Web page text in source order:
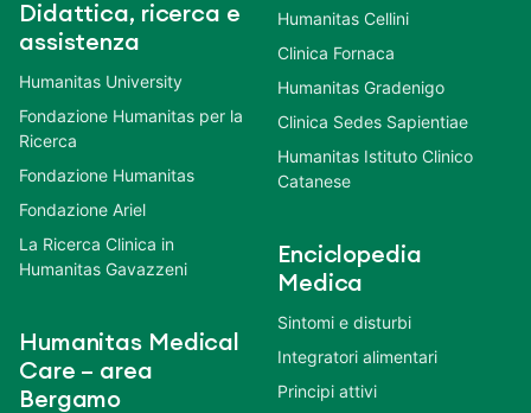
Didattica, ricerca e
assistenza
Humanitas University
Fondazione Humanitas per la
Ricerca
Fondazione Humanitas
Fondazione Ariel
La Ricerca Clinica in
Humanitas Gavazzeni
Humanitas Medical
Care – area
Bergamo
Humanitas Cellini
Clinica Fornaca
Humanitas Gradenigo
Clinica Sedes Sapientiae
Humanitas Istituto Clinico
Catanese
Enciclopedia
Medica
Sintomi e disturbi
Integratori alimentari
Principi attivi